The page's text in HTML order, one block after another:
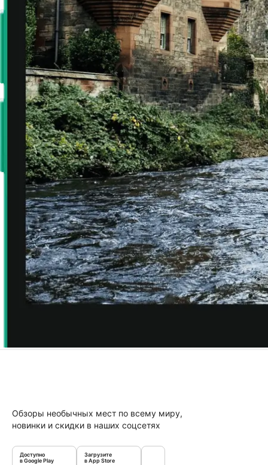
Обзоры необычных мест по всему миру,
новинки и скидки в наших соцсетях
Доступно
в Google Play
Загрузите
в App Store